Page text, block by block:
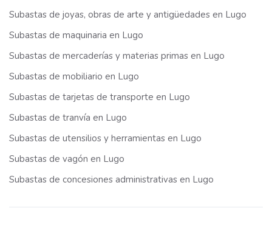
Subastas de joyas, obras de arte y antigüedades en Lugo
Subastas de maquinaria en Lugo
Subastas de mercaderías y materias primas en Lugo
Subastas de mobiliario en Lugo
Subastas de tarjetas de transporte en Lugo
Subastas de tranvía en Lugo
Subastas de utensilios y herramientas en Lugo
Subastas de vagón en Lugo
Subastas de concesiones administrativas en Lugo